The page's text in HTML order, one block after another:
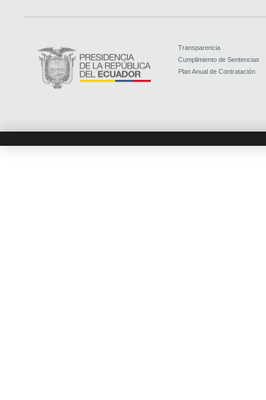
Transparencia
Cumplimiento de Sentencias
Plan Anual de Contratación